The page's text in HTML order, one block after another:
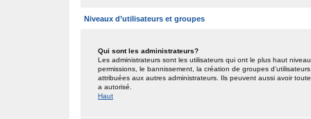
Niveaux d’utilisateurs et groupes
Qui sont les administrateurs?
Les administrateurs sont les utilisateurs qui ont le plus haut
permissions, le bannissement, la création de groupes
attribuées aux autres administrateurs. Ils peuvent aussi avoir
a autorisé.
Haut